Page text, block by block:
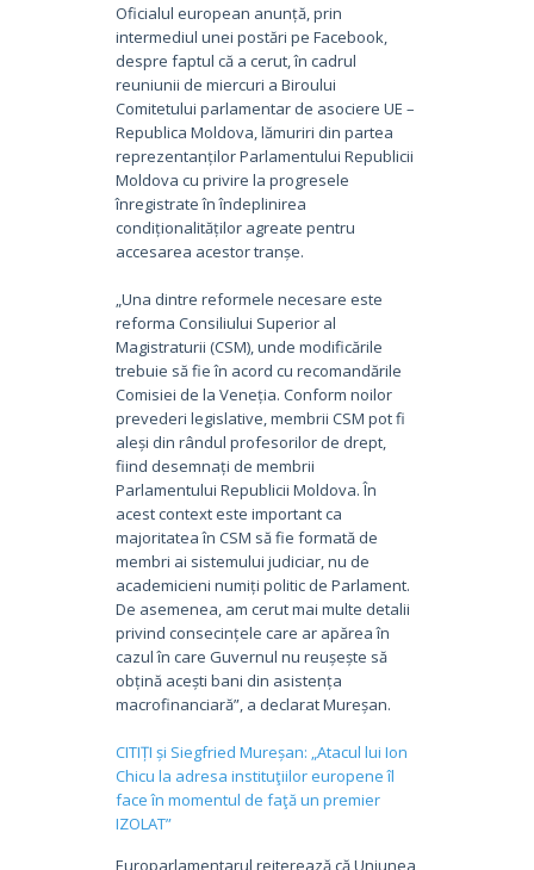
Oficialul european anunță, prin
intermediul unei postări pe Facebook,
despre faptul că a cerut, în cadrul
reuniunii de miercuri a Biroului
Comitetului parlamentar de asociere UE –
Republica Moldova, lămuriri din partea
reprezentanților Parlamentului Republicii
Moldova cu privire la progresele
înregistrate în îndeplinirea
condiționalităților agreate pentru
accesarea acestor tranșe.
„Una dintre reformele necesare este
reforma Consiliului Superior al
Magistraturii (CSM), unde modificările
trebuie să fie în acord cu recomandările
Comisiei de la Veneția. Conform noilor
prevederi legislative, membrii CSM pot fi
aleși din rândul profesorilor de drept,
fiind desemnați de membrii
Parlamentului Republicii Moldova. În
acest context este important ca
majoritatea în CSM să fie formată de
membri ai sistemului judiciar, nu de
academicieni numiți politic de Parlament.
De asemenea, am cerut mai multe detalii
privind consecințele care ar apărea în
cazul în care Guvernul nu reușește să
obțină acești bani din asistența
macrofinanciară”, a declarat Mureșan.
CITIȚI și Siegfried Mureșan: „Atacul lui Ion
Chicu la adresa instituţiilor europene îl
face în momentul de faţă un premier
IZOLAT”
Europarlamentarul reiterează că Uniunea